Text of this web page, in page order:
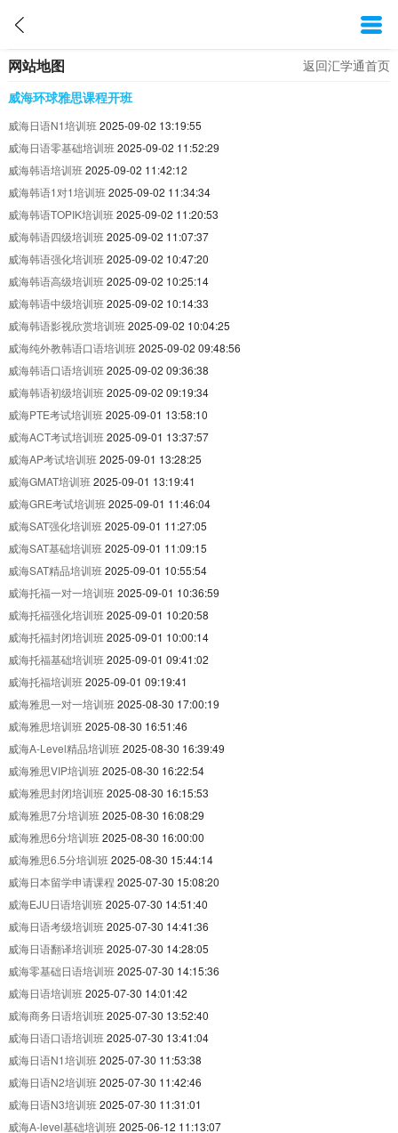
网站地图
返回汇学通首页
威海环球雅思课程开班
威海日语N1培训班 2025-09-02 13:19:55
威海日语零基础培训班 2025-09-02 11:52:29
威海韩语培训班 2025-09-02 11:42:12
威海韩语1对1培训班 2025-09-02 11:34:34
威海韩语TOPIK培训班 2025-09-02 11:20:53
威海韩语四级培训班 2025-09-02 11:07:37
威海韩语强化培训班 2025-09-02 10:47:20
威海韩语高级培训班 2025-09-02 10:25:14
威海韩语中级培训班 2025-09-02 10:14:33
威海韩语影视欣赏培训班 2025-09-02 10:04:25
威海纯外教韩语口语培训班 2025-09-02 09:48:56
威海韩语口语培训班 2025-09-02 09:36:38
威海韩语初级培训班 2025-09-02 09:19:34
威海PTE考试培训班 2025-09-01 13:58:10
威海ACT考试培训班 2025-09-01 13:37:57
威海AP考试培训班 2025-09-01 13:28:25
威海GMAT培训班 2025-09-01 13:19:41
威海GRE考试培训班 2025-09-01 11:46:04
威海SAT强化培训班 2025-09-01 11:27:05
威海SAT基础培训班 2025-09-01 11:09:15
威海SAT精品培训班 2025-09-01 10:55:54
威海托福一对一培训班 2025-09-01 10:36:59
威海托福强化培训班 2025-09-01 10:20:58
威海托福封闭培训班 2025-09-01 10:00:14
威海托福基础培训班 2025-09-01 09:41:02
威海托福培训班 2025-09-01 09:19:41
威海雅思一对一培训班 2025-08-30 17:00:19
威海雅思培训班 2025-08-30 16:51:46
威海A-Level精品培训班 2025-08-30 16:39:49
威海雅思VIP培训班 2025-08-30 16:22:54
威海雅思封闭培训班 2025-08-30 16:15:53
威海雅思7分培训班 2025-08-30 16:08:29
威海雅思6分培训班 2025-08-30 16:00:00
威海雅思6.5分培训班 2025-08-30 15:44:14
威海日本留学申请课程 2025-07-30 15:08:20
威海EJU日语培训班 2025-07-30 14:51:40
威海日语考级培训班 2025-07-30 14:41:36
威海日语翻译培训班 2025-07-30 14:28:05
威海零基础日语培训班 2025-07-30 14:15:36
威海日语培训班 2025-07-30 14:01:42
威海商务日语培训班 2025-07-30 13:52:40
威海日语口语培训班 2025-07-30 13:41:04
威海日语N1培训班 2025-07-30 11:53:38
威海日语N2培训班 2025-07-30 11:42:46
威海日语N3培训班 2025-07-30 11:31:01
威海A-level基础培训班 2025-06-12 11:13:07